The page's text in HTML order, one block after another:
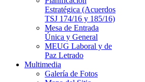
Estratégica (Acuerdos
TSJ 174/16 y 185/16)
Mesa de Entrada
Única y General
MEUG Laboral y de
Paz Letrado
Multimedia
Galería de Fotos